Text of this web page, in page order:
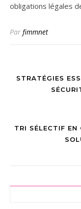
obligations légales
Par fimmnet
STRATÉGIES
TRI SÉLECTIF EN